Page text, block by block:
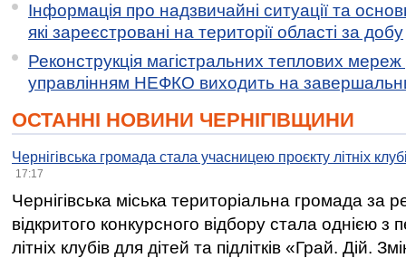
Інформація про надзвичайні ситуації та
які зареєстровані на території області за добу
Реконструкція магістральних теплових мереж
управлінням НЕФКО виходить на
ОСТАННІ НОВИНИ ЧЕРНІГІВЩИНИ
Чернігівська громада стала учасницею проєкту літніх
17:17
Чернігівська міська територіальна громада за
відкритого конкурсного відбору стала однією
літніх клубів для дітей та підлітків «Грай. Дій.